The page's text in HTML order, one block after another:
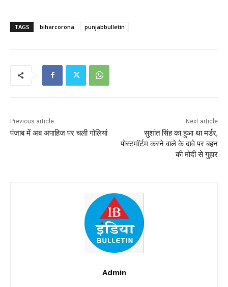
TAGS biharcorona punjabbulletin
Previous article
पंजाब में अब अपाहिज पर चली गोलियां
Next article
सुशांत सिंह का हुआ था मर्डर,
पोस्टमॉर्टम करने वाले के दावे पर बहन
की मोदी से गुहार
Admin